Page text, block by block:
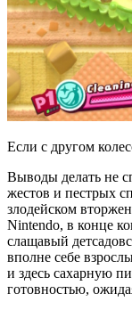
Если с другом
Выводы делать не
жестов и пестрых
злодейском
Nintendo, в конце
слащавый
вполне себе
и здесь сахарную
готовностью,